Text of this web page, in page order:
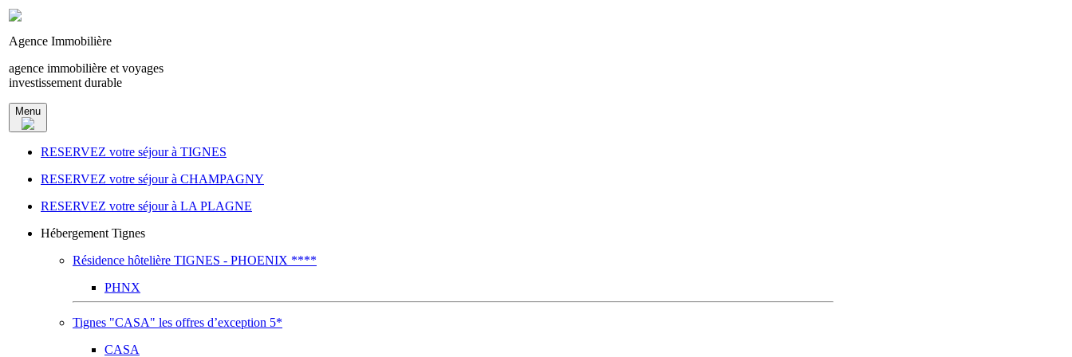
Agence Immobilière
agence immobilière et voyages
investissement durable
Menu
RESERVEZ votre séjour à TIGNES
RESERVEZ votre séjour à CHAMPAGNY
RESERVEZ votre séjour à LA PLAGNE
Hébergement Tignes
Résidence hôtelière TIGNES - PHOENIX ****
PHNX
Tignes "CASA" les offres d’exception 5*
CASA